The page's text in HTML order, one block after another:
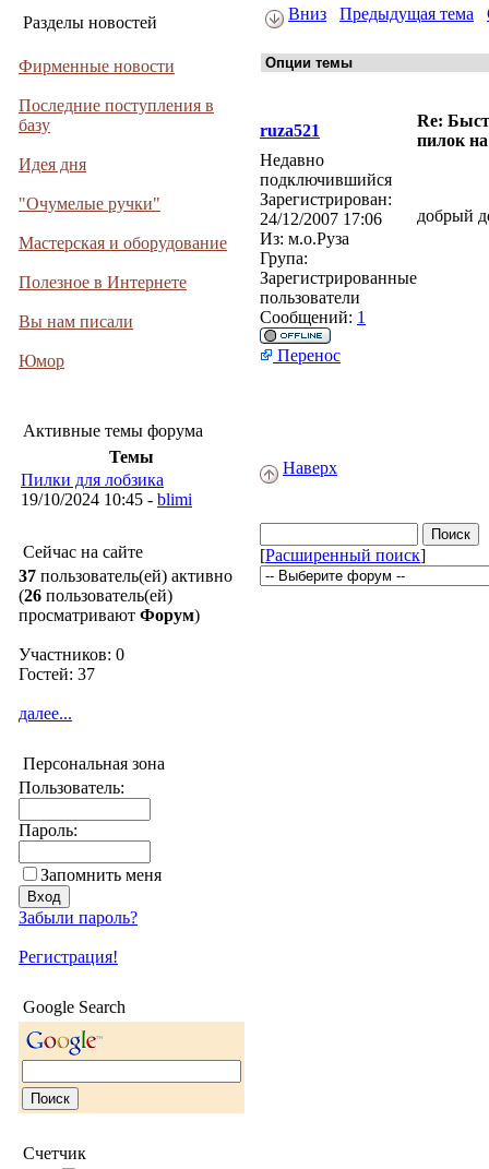
Разделы новостей
Фирменные новости
Последние поступления в
базу
Идея дня
"Очумелые ручки"
Мастерская и оборудование
Полезное в Интернете
Вы нам писали
Юмор
Активные темы форума
Темы
Пилки для лобзика
19/10/2024 10:45 - blimi
Сейчас на сайте
37 пользователь(ей) активно
(26 пользователь(ей)
просматривают Форум)
Участников: 0
Гостей: 37
далее...
Персональная зона
Пользователь:
Пароль:
Запомнить меня
Забыли пароль?
Регистрация!
Google Search
Счетчик
Вниз Предыдущая тема
ruza521
Re:
пилок
Недавно
подключившийся
Зарегистрирован:
24/12/2007 17:06
Из: м.о.Руза
Група:
Зарегистрированные
пользователи
Сообщений: 1
добрый
Перенос
Наверх
[Расширенный поиск]